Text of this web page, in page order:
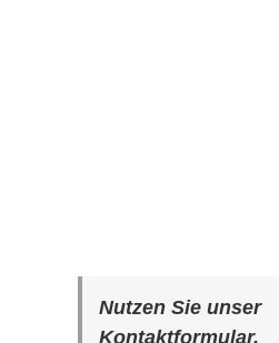
Nutzen Sie unser
Kontaktformular.